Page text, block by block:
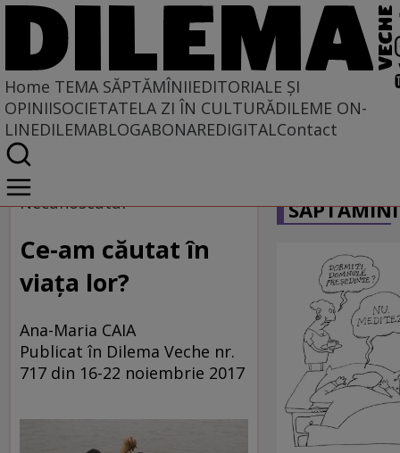
Home TEMA SĂPTĂMÎNIIEDITORIALE ȘI
OPINIISOCIETATELA ZI ÎN CULTURĂDILEME ON-
LINEDILEMABLOGABONAREDIGITALContact
Home
Tema săptămînii
Necunoscutul
Ce-am căutat în
viaţa lor?
Ana-Maria CAIA
Publicat în Dilema Veche nr.
717 din 16-22 noiembrie 2017